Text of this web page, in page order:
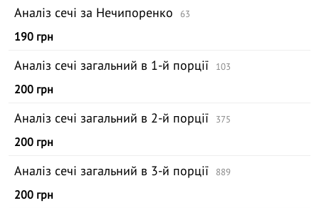
Аналіз сечі за Нечипоренко 63
190 грн
Аналіз сечі загальний в 1-й порції 103
200 грн
Аналіз сечі загальний в 2-й порції 375
200 грн
Аналіз сечі загальний в 3-й порції 889
200 грн